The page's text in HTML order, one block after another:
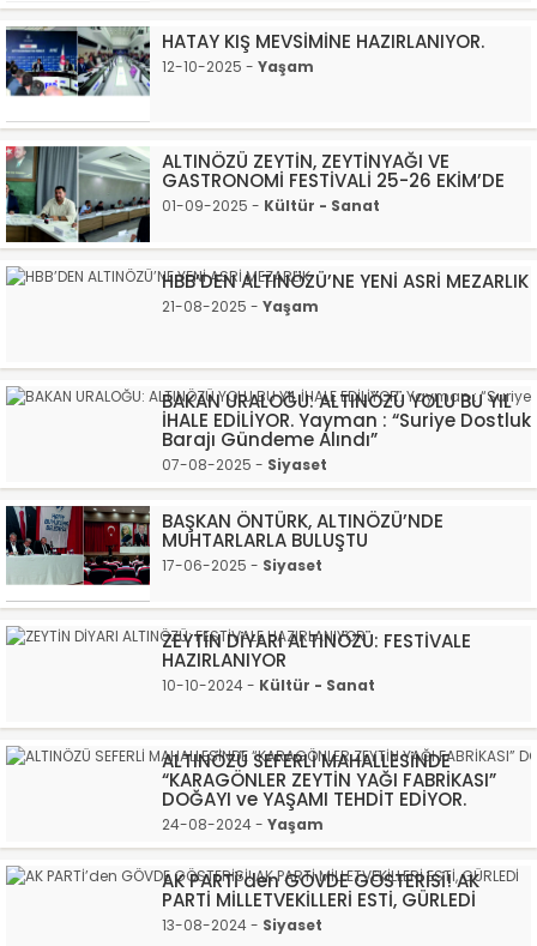
HATAY KIŞ MEVSİMİNE HAZIRLANIYOR.
12-10-2025 - Yaşam
ALTINÖZÜ ZEYTİN, ZEYTİNYAĞI VE
GASTRONOMİ FESTİVALİ 25-26 EKİM’DE
01-09-2025 - Kültür - Sanat
HBB’DEN ALTINÖZÜ’NE YENİ ASRİ MEZARLIK
21-08-2025 - Yaşam
BAKAN URALOĞU: ALTINÖZÜ YOLU BU YIL
İHALE EDİLİYOR. Yayman : “Suriye Dostluk
Barajı Gündeme Alındı”
07-08-2025 - Siyaset
BAŞKAN ÖNTÜRK, ALTINÖZÜ’NDE
MUHTARLARLA BULUŞTU
17-06-2025 - Siyaset
ZEYTİN DİYARI ALTINÖZÜ: FESTİVALE
HAZIRLANIYOR
10-10-2024 - Kültür - Sanat
ALTINÖZÜ SEFERLİ MAHALLESİNDE
“KARAGÖNLER ZEYTİN YAĞI FABRİKASI”
DOĞAYI ve YAŞAMI TEHDİT EDİYOR.
24-08-2024 - Yaşam
AK PARTİ’den GÖVDE GÖSTERİSİ! AK
PARTİ MİLLETVEKİLLERİ ESTİ, GÜRLEDİ
13-08-2024 - Siyaset